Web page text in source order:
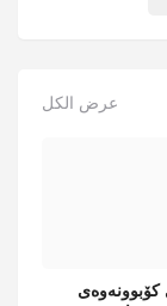
عرض الكل
کۆبوونەوەی